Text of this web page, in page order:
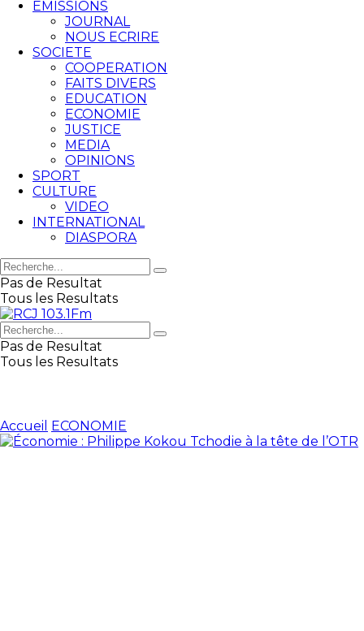
EMISSIONS
JOURNAL
NOUS ECRIRE
SOCIETE
COOPERATION
FAITS DIVERS
EDUCATION
ECONOMIE
JUSTICE
MEDIA
OPINIONS
SPORT
CULTURE
VIDEO
INTERNATIONAL
DIASPORA
Pas de Resultat
Tous les Resultats
Pas de Resultat
Tous les Resultats
Accueil ECONOMIE